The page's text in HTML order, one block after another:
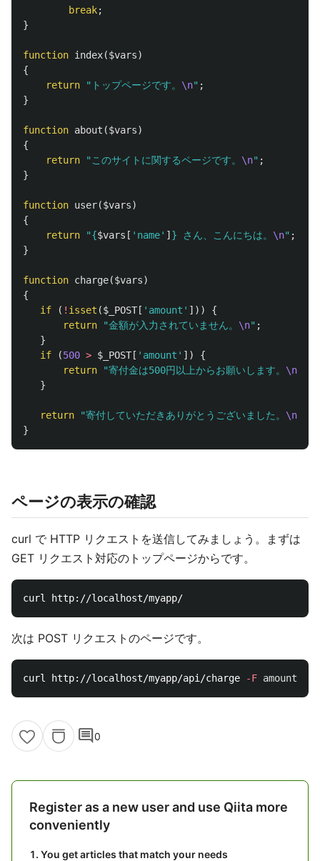
break;
}
function index($vars)
{
return
"トップページです。 \n" ;
}
function about ($vars)
{
return
"このサイトに関するページです。 \n" ;
}
function user($vars)
{
return
"{$vars [ 'name' ] } さん、こんにちは。 \n" ;
}
function charge($vars)
{
if
( ! isset ($_POST [ 'amount' ]))
{
return
"金額が入力されていません。 \n" ;
}
if
(500 > $_POST [ 'amount' ])
{
return
"寄付金は500円以上からお願いします。 \n
}
return "寄付していただきありがとうございました。 \n
}
ページの表示の確認
curl で HTTP リクエストを送信してみましょう。まずは
GET リクエスト対応のトップページからです。
次は POST リクエストのページです。
curl http://localhost/myapp/api/charge -F amount
comment0
Register as a new user and use Qiita more
conveniently
You get articles that match your needs